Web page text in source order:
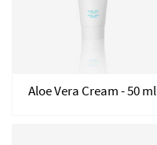
Aloe Vera Cream - 50 ml